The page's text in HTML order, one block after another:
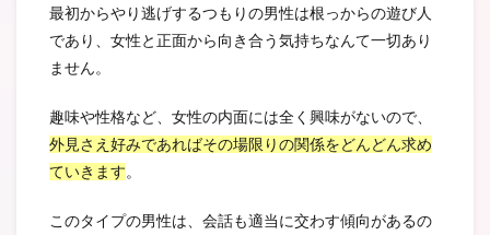
最初からやり逃げするつもりの男性は根っからの遊び人
であり、女性と正面から向き合う気持ちなんて一切あり
ません。
趣味や性格など、女性の内面には全く興味がないので、
外見さえ好みであればその場限りの関係をどんどん求め
ていきます。
このタイプの男性は、会話も適当に交わす傾向があるの